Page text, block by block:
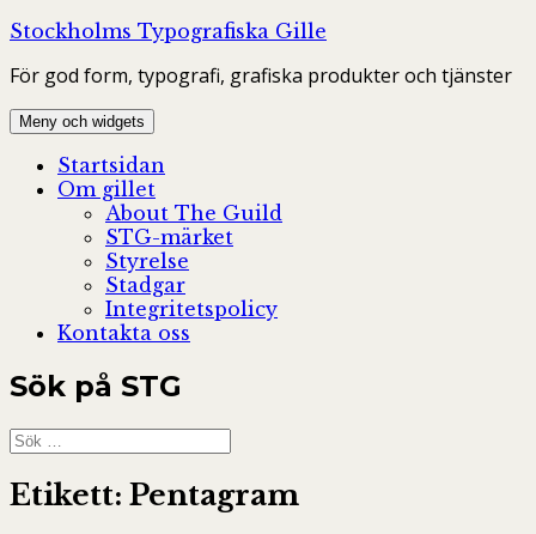
Hoppa
innehåll
Stockholms Typografiska Gille
För god form, typografi, grafiska produkter och tjänster
Meny och widgets
Startsidan
Om gillet
About The Guild
STG-märket
Styrelse
Stadgar
Integritetspolicy
Kontakta oss
Sök på STG
Sök
efter:
Etikett: Pentagram